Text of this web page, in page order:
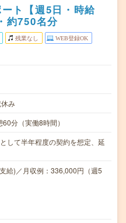
ト【週5日・時給
約750名分
残業なし WEB登録OK
み
分（実働8時間）
して半年程度の契約を想定、延
給)／月収例：336,000円（週5